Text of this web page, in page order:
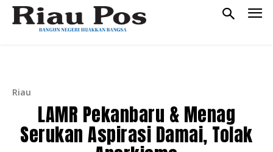
Riau
LAMR Pekanbaru & Menag
Serukan Aspirasi Damai, Tolak